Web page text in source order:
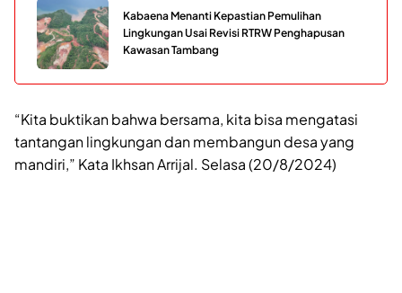
Kabaena Menanti Kepastian Pemulihan
Lingkungan Usai Revisi RTRW Penghapusan
Kawasan Tambang
“Kita buktikan bahwa bersama, kita bisa mengatasi
tantangan lingkungan dan membangun desa yang
mandiri,” Kata Ikhsan Arrijal. Selasa (20/8/2024)